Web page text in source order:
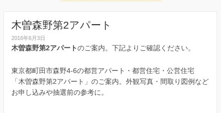
木曽森野第2アパート
2016年6月3日
木曽森野第2アパートのご案内。下記よりご確認ください。
東京都町田市森野4-6の都営アパート・都営住宅・公営住宅
「木曽森野第2アパート」のご案内。外観写真・間取り図例など
お申し込みや抽選前の参考に。